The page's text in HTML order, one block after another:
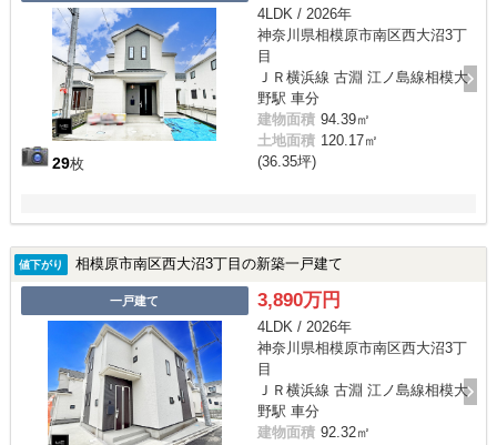
29枚
4LDK / 2026年
神奈川県相模原市南区西大沼3丁
目
ＪＲ横浜線 古淵 江ノ島線相模大
野駅 車分
建物面積 94.39㎡
土地面積 120.17㎡
(36.35坪)
値下がり 相模原市南区西大沼3丁目の新築一戸建て
一戸建て 3,890万円
4LDK / 2026年
神奈川県相模原市南区西大沼3丁
目
ＪＲ横浜線 古淵 江ノ島線相模大
野駅 車分
建物面積 92.32㎡